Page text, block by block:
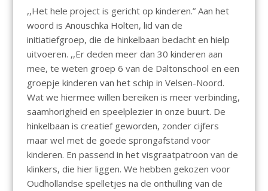
,,Het hele project is gericht op kinderen.” Aan het
woord is Anouschka Holten, lid van de
initiatiefgroep, die de hinkelbaan bedacht en hielp
uitvoeren. ,,Er deden meer dan 30 kinderen aan
mee, te weten groep 6 van de Daltonschool en een
groepje kinderen van het schip in Velsen-Noord.
Wat we hiermee willen bereiken is meer verbinding,
saamhorigheid en speelplezier in onze buurt. De
hinkelbaan is creatief geworden, zonder cijfers
maar wel met de goede sprongafstand voor
kinderen. En passend in het visgraatpatroon van de
klinkers, die hier liggen. We hebben gekozen voor
Oudhollandse spelletjes na de onthulling van de